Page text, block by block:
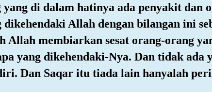
yang di dalam hatinya ada penyakit dan
Allah dengan bilangan ini
Allah membiarkan sesat orang-orang
yang dikehendaki-Nya. Dan tidak ada
Dan Saqar itu tiada lain hanyalah